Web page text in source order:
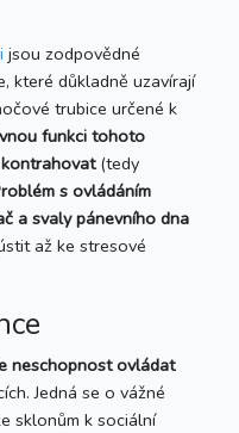
jsou zodpovědné
které důkladně uzavírají
trubice určené k
funkci tohoto
(tedy
s ovládáním
a svaly pánevního dna
až ke stresové
neschopnost ovládat
Jedná se o vážné
sklonům k sociální